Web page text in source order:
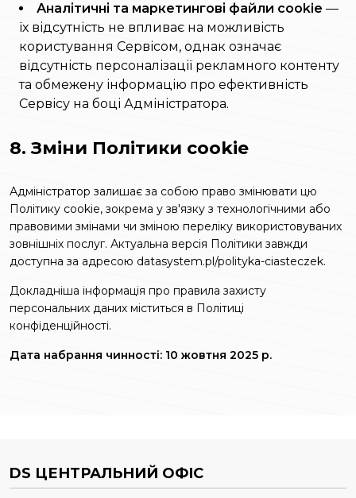
Аналітичні та маркетингові файли cookie —
їх відсутність не впливає на можливість
користування Сервісом, однак означає
відсутність персоналізації рекламного контенту
та обмежену інформацію про ефективність
Сервісу на боці Адміністратора.
8. Зміни Політики cookie
Адміністратор залишає за собою право змінювати цю
Політику cookie, зокрема у зв'язку з технологічними або
правовими змінами чи зміною переліку використовуваних
зовнішніх послуг. Актуальна версія Політики завжди
доступна за адресою datasystem.pl/polityka-ciasteczek.
Докладніша інформація про правила захисту
персональних даних міститься в Політиці
конфіденційності.
Дата набрання чинності: 10 жовтня 2025 р.
DS ЦЕНТРАЛЬНИЙ ОФІС